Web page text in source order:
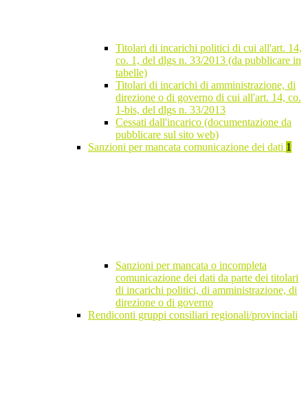
Titolari di incarichi politici di cui all'art. 14,
co. 1, del dlgs n. 33/2013 (da pubblicare in
tabelle)
Titolari di incarichi di amministrazione, di
direzione o di governo di cui all'art. 14, co.
1-bis, del dlgs n. 33/2013
Cessati dall'incarico (documentazione da
pubblicare sul sito web)
Sanzioni per mancata comunicazione dei dati 1
Sanzioni per mancata o incompleta
comunicazione dei dati da parte dei titolari
di incarichi politici, di amministrazione, di
direzione o di governo
Rendiconti gruppi consiliari regionali/provinciali